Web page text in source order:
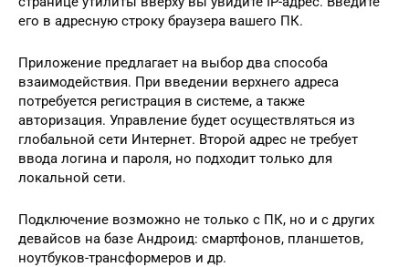
его в адресную строку браузера вашего ПК.
Приложение предлагает на выбор два способа
взаимодействия. При введении верхнего адреса
потребуется регистрация в системе, а также
авторизация. Управление будет осуществляться из
глобальной сети Интернет. Второй адрес не требует
ввода логина и пароля, но подходит только для
локальной сети.
Подключение возможно не только с ПК, но и с других
девайсов на базе Андроид: смартфонов, планшетов,
ноутбуков-трансформеров и др.